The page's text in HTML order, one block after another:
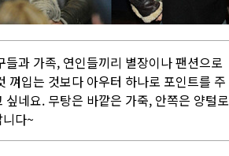
과 가족, 연인들끼리 별장이나 팬션으로
껴입는 것보다 아우터 하나로 포인트를 주
네요. 무탕은 바깥은 가죽, 안쪽은 양털로
다~